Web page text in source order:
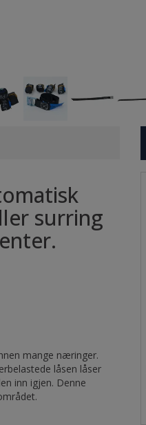
surring
mange næringer.
låsen låser
inn igjen. Denne